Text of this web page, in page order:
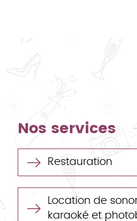
Nos services
Restauration
Location de
karaoké et